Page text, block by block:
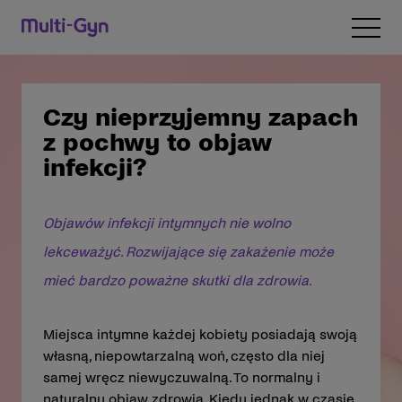
Czy nieprzyjemny zapach
z pochwy to objaw
infekcji?
Objawów infekcji intymnych nie wolno
lekceważyć. Rozwijające się zakażenie może
mieć bardzo poważne skutki dla zdrowia.
Miejsca intymne każdej kobiety posiadają swoją
własną, niepowtarzalną woń, często dla niej
samej wręcz niewyczuwalną. To normalny i
naturalny objaw zdrowia. Kiedy jednak w czasie